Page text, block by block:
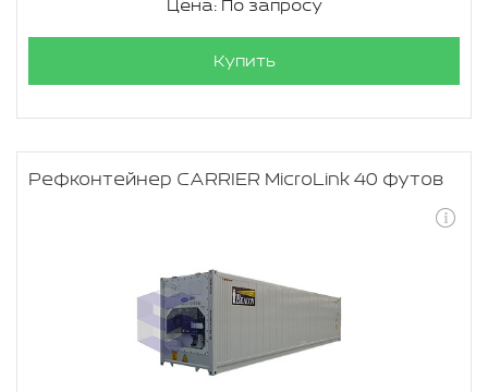
Цена: По запросу
Купить
Рефконтейнер CARRIER MicroLink 40 футов